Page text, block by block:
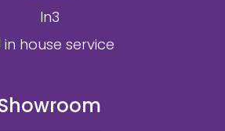
In3
in house service